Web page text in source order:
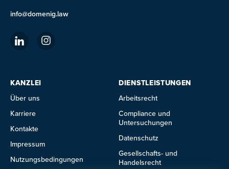
info@domenig.law
KANZLEI
Über uns
Karriere
Kontakte
Impressum
Nutzungsbedingungen
DIENSTLEISTUNGEN
Arbeitsrecht
Compliance und
Untersuchungen
Datenschutz
Gesellschafts- und
Handelsrecht